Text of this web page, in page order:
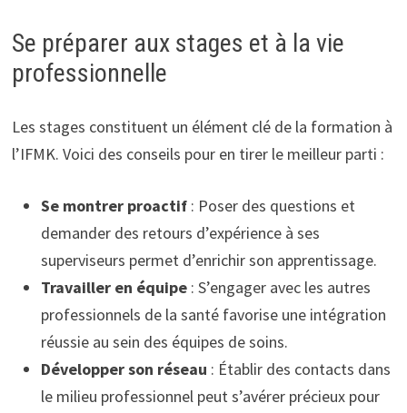
Se préparer aux stages et à la vie
professionnelle
Les stages constituent un élément clé de la formation à
l’IFMK. Voici des conseils pour en tirer le meilleur parti :
Se montrer proactif: Poser des questions et
demander des retours d’expérience à ses
superviseurs permet d’enrichir son apprentissage.
Travailler en équipe: S’engager avec les autres
professionnels de la santé favorise une intégration
réussie au sein des équipes de soins.
Développer son réseau : Établir des contacts dans
le milieu professionnel peut s’avérer précieux pour